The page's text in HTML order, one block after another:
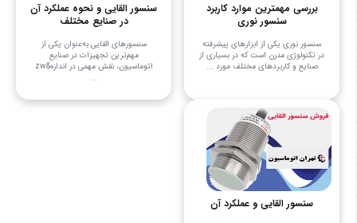
بررسی مهمترین موارد کاربرد
سنسور نوری
سنسور نوری یکی از ابزارهای پیشرفته
در تکنولوژی مدرن است که در بسیاری از
صنایع و کاربردهای مختلف مورد ...
سنسور القایی و نحوه عملکرد آن
در صنایع مختلف
سنسورهای القایی به‌عنوان یکی از
مهم‌ترین تجهیزات در صنایع
اتوماسیون، نقش مهمی در اندازه&zw
...
سنسور القایی و عملکرد آن